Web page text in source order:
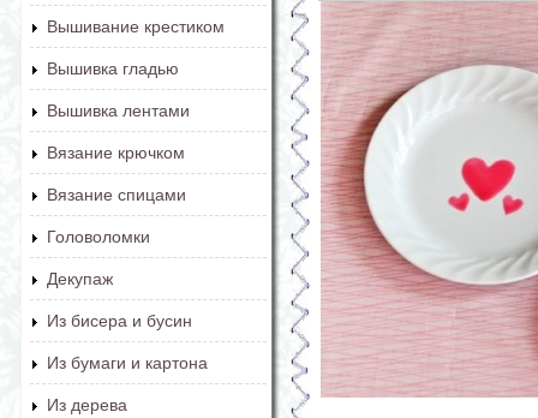
Вышивание крестиком
Вышивка гладью
Вышивка лентами
Вязание крючком
Вязание спицами
Головоломки
Декупаж
Из бисера и бусин
Из бумаги и картона
Из дерева